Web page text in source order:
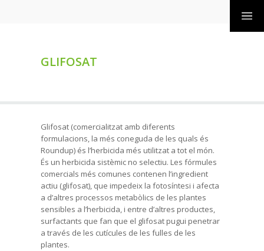
GLIFOSAT
Glifosat (comercialitzat amb diferents
formulacions, la més coneguda de les quals és
Roundup) és l’herbicida més utilitzat a tot el món.
És un herbicida sistèmic no selectiu. Les fórmules
comercials més comunes contenen l’ingredient
actiu (glifosat), que impedeix la fotosíntesi i afecta
a d’altres processos metabòlics de les plantes
sensibles a l’herbicida, i entre d’altres productes,
surfactants que fan que el glifosat pugui penetrar
a través de les cutícules de les fulles de les
plantes.